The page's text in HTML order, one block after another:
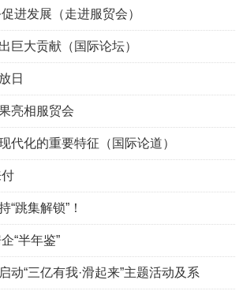
进发展（走进服贸会）
巨大贡献（国际论坛）
日
亮相服贸会
代化的重要特征（国际论道）
“跳集解锁”！
“半年鉴”
动“三亿有我·滑起来”主题活动及系